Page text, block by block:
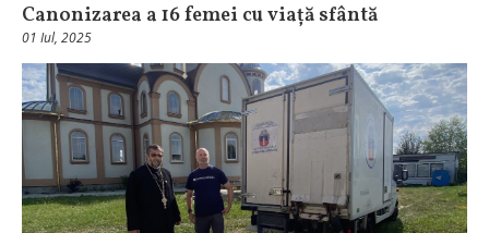
Canonizarea a 16 femei cu viață sfântă
01 Iul, 2025